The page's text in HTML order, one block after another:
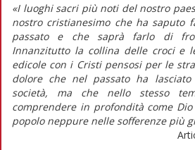
«I luoghi sacri più noti del nostro
nostro cristianesimo che ha saputo
passato e che saprà farlo di
Innanzitutto la collina delle croci e
edicole con i Cristi pensosi per le
dolore che nel passato ha
società, ma che nello stesso
comprendere in profondità come
popolo neppure nelle sofferenze più